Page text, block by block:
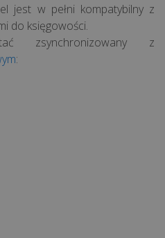
jest w pełni kompatybilny z
do księgowości.
zsynchronizowany z
: